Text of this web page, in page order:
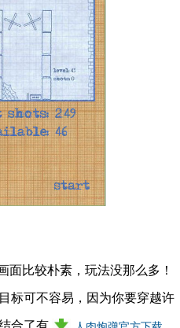
比较朴素，玩法没那么多！
标可不容易，因为你要穿越许